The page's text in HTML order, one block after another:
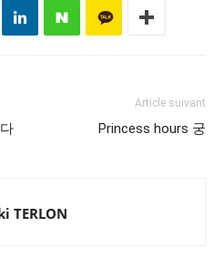
Article suivant
Princess hours 궁
TERLON